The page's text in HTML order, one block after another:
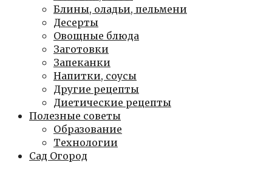
Блины, оладьи, пельмени
Десерты
Овощные блюда
Заготовки
Запеканки
Напитки, соусы
Другие рецепты
Диетические рецепты
Полезные советы
Образование
Технологии
Сад Огород